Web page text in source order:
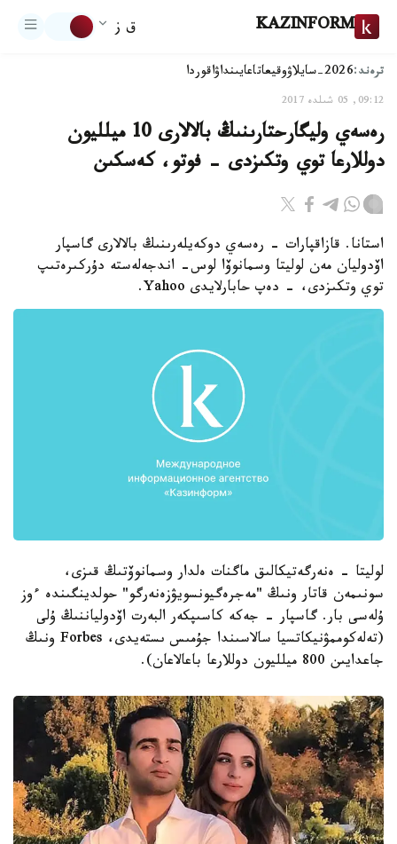
KAZINFORM ق ز
ترەند:2026-سايلاۋ وقيعاتاعايىنداۋاقوردا
09:12, 05 شىلدە 2017
رەسەي وليگارحتارىنىڭ بالالارى 10 ميلليون
دوللارعا توي وتكىزدى - فوتو، كەسكىن
استانا. قازاقپارات - رەسەي دوكەيلەرىنىڭ بالالارى گاسپار
اۆدوليان مەن لوليتا وسمانوۆا لوس- اندجەلەستە دۇركىرەتىپ
توي وتكىزدى، - دەپ حابارلايدى Yahoo.
لوليتا - ەنەرگەتيكالىق ماگنات ەلدار وسمانوۆتىڭ قىزى،
سونىمەن قاتار ونىڭ "مەجرەگيونسويۋزەنەرگو" حولدينگىندە ءوز
ۇلەسى بار. گاسپار - جەكە كاسىپكەر البەرت اۆدولياننىڭ ۇلى
(تەلەكوممۋنيكاتسيا سالاسىندا جۇمىس ىستەيدى، Forbes ونىڭ
جاعدايىن 800 ميلليون دوللارعا باعالاعان).